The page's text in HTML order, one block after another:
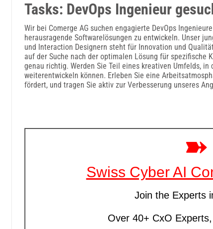
Tasks: DevOps Ingenieur
Wir bei Comerge AG suchen engagierte DevOps
herausragende Softwarelösungen zu entwickeln. Unser
und Interaction Designern steht für Innovation und
auf der Suche nach der optimalen Lösung für spezifische
genau richtig. Werden Sie Teil eines kreativen Umfelds,
weiterentwickeln können. Erleben Sie eine
fördert, und tragen Sie aktiv zur Verbesserung unseres